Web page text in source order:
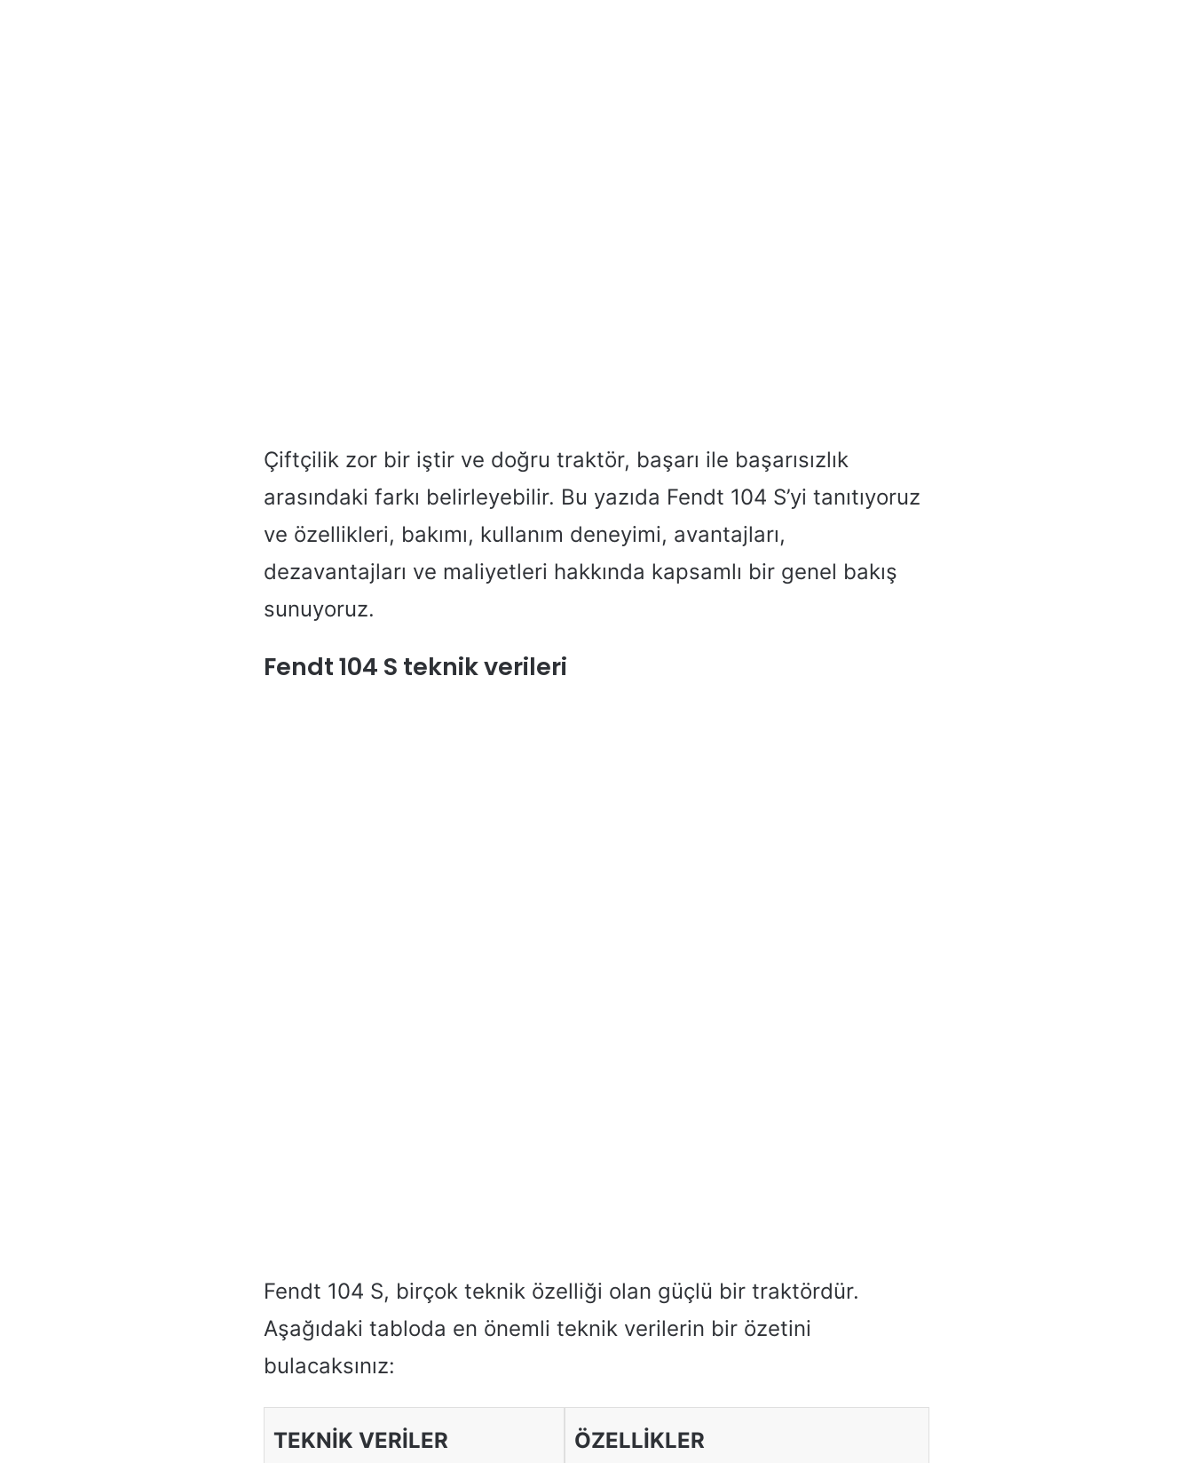
Çiftçilik zor bir iştir ve doğru traktör, başarı ile başarısızlık
arasındaki farkı belirleyebilir. Bu yazıda Fendt 104 S’yi tanıtıyoruz
ve özellikleri, bakımı, kullanım deneyimi, avantajları,
dezavantajları ve maliyetleri hakkında kapsamlı bir genel bakış
sunuyoruz.
Fendt 104 S teknik verileri
Fendt 104 S, birçok teknik özelliği olan güçlü bir traktördür.
Aşağıdaki tabloda en önemli teknik verilerin bir özetini
bulacaksınız:
TEKNİK VERİLER ÖZELLİKLER